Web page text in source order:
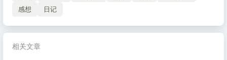
感想
日记
相关文章